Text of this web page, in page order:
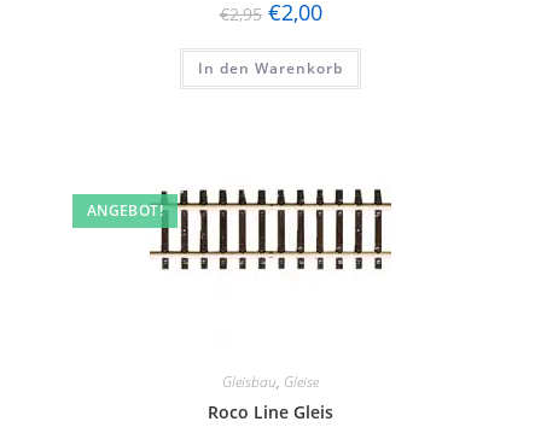
€2,95 €2,00
In den Warenkorb
ANGEBOT!
Gleisbau, Gleise
Roco Line Gleis